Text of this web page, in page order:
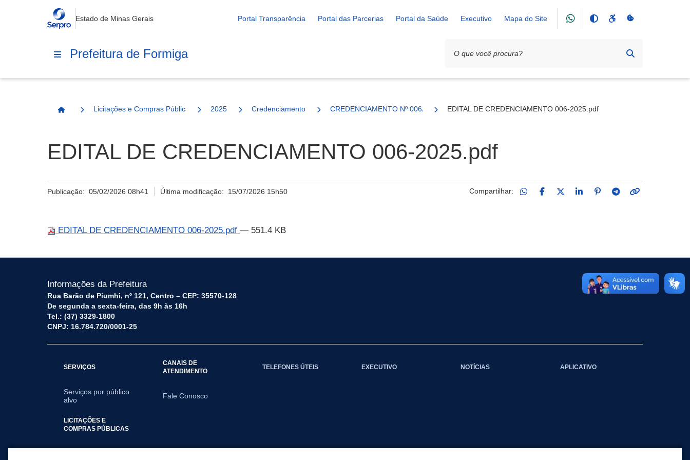
Estado de Minas Gerais Portal Transparência Portal das Parcerias Portal da Saúde Executivo Mapa do Site
Prefeitura de Formiga
Página Inicial
Licitações e Compras Públicas 2025 Credenciamento CREDENCIAMENTO Nº 006/2025 EDITAL DE CREDENCIAMENTO 006-2025.pdf
EDITAL DE CREDENCIAMENTO 006-2025.pdf
Publicação: 05/02/2026 08h41 Última modificação: 15/07/2026 15h50 Compartilhar:
EDITAL DE CREDENCIAMENTO 006-2025.pdf — 551.4 KB
Informações da Prefeitura
Rua Barão de Piumhi, nº 121, Centro – CEP: 35570-128
De segunda a sexta-feira, das 9h às 16h
Tel.: (37) 3329-1800
CNPJ: 16.784.720/0001-25
SERVIÇOS
Serviços por público
alvo
CANAIS DE
ATENDIMENTO
Fale Conosco
TELEFONES ÚTEIS EXECUTIVO NOTÍCIAS APLICATIVO
LICITAÇÕES E
COMPRAS PÚBLICAS